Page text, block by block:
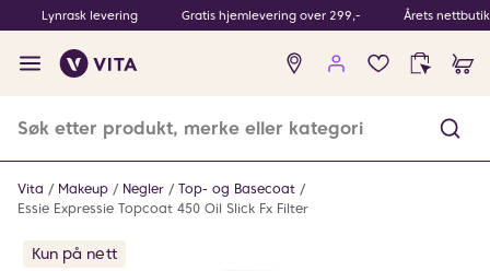
Lynrask levering Gratis hjemlevering over 299,- Årets
Ingen
produkter
Vita Makeup Negler
Top- og Basecoat
Essie Expressie Topcoat 450 Oil Slick Fx Filter
Kun på nett